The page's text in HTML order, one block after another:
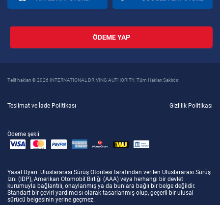
ÖDEME YAP
Telif hakları © 2026 INTERNATIONAL DRIVING AUTHORITY. Tüm Hakları Saklıdır
Teslimat ve İade Politikası Gizlilik Politikası
Ödeme şekli:
Yasal Uyarı: Uluslararası Sürüş Otoritesi tarafından verilen Uluslararası Sürüş
İzni (IDP), Amerikan Otomobil Birliği (AAA) veya herhangi bir devlet
kurumuyla bağlantılı, onaylanmış ya da bunlara bağlı bir belge değildir.
Standart bir çeviri yardımcısı olarak tasarlanmış olup, geçerli bir ulusal
sürücü belgesinin yerine geçmez.